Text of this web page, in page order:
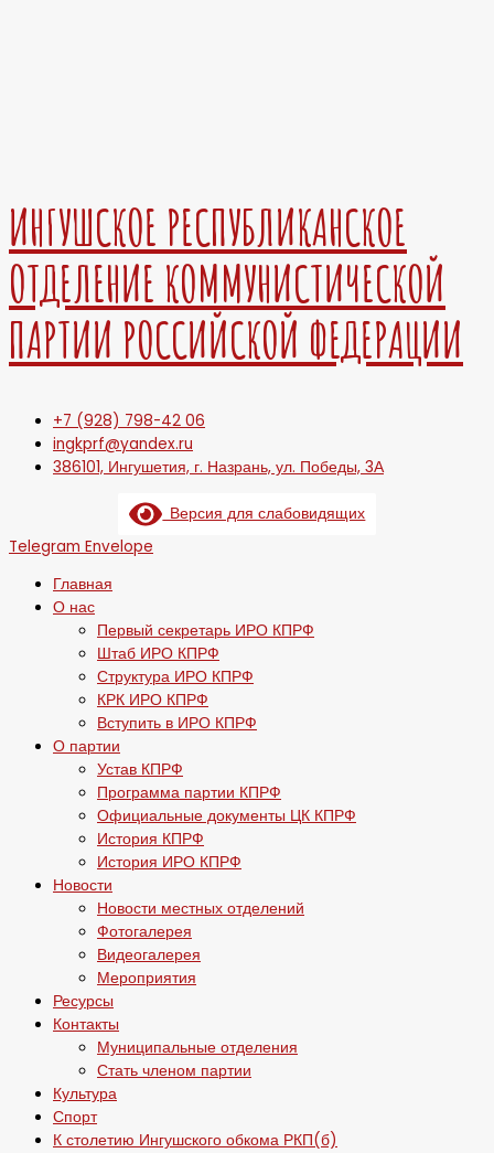
ИНГУШСКОЕ РЕСПУБЛИКАНСКОЕ
ОТДЕЛЕНИЕ КОММУНИСТИЧЕСКОЙ
ПАРТИИ РОССИЙСКОЙ ФЕДЕРАЦИИ
+7 (928) 798-42 06
ingkprf@yandex.ru
386101, Ингушетия, г. Назрань, ул. Победы, 3А
Версия для слабовидящих
Telegram Envelope
Главная
О нас
Первый секретарь ИРО КПРФ
Штаб ИРО КПРФ
Структура ИРО КПРФ
КРК ИРО КПРФ
Вступить в ИРО КПРФ
О партии
Устав КПРФ
Программа партии КПРФ
Официальные документы ЦК КПРФ
История КПРФ
История ИРО КПРФ
Новости
Новости местных отделений
Фотогалерея
Видеогалерея
Мероприятия
Ресурсы
Контакты
Муниципальные отделения
Стать членом партии
Культура
Спорт
К столетию Ингушского обкома РКП(б)